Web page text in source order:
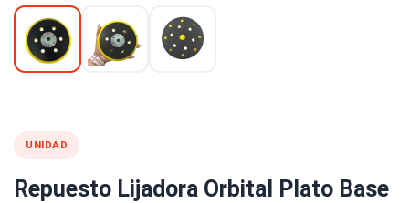
UNIDAD
Repuesto Lijadora Orbital Plato Base